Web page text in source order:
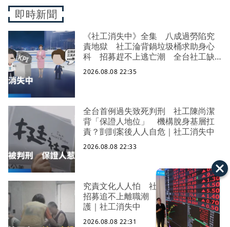
即時新聞
《社工消失中》全集 八成過勞陷究
責地獄 社工淪背鍋垃圾桶求助身心
科 招募趕不上逃亡潮 全台社工缺
口警報 揭薪資回捐黑幕 血汗錢遭
剝削
2026.08.08 22:35
全台首例過失致死判刑 社工陳尚潔
背「保證人地位」 機構脫身基層扛
責？剴剴案後人人自危｜社工消失中
2026.08.08 22:33
究責文化人人怕 社福缺口拉警報
招募追不上離職潮 低薪過勞誰來守
護｜社工消失中
2026.08.08 22:31